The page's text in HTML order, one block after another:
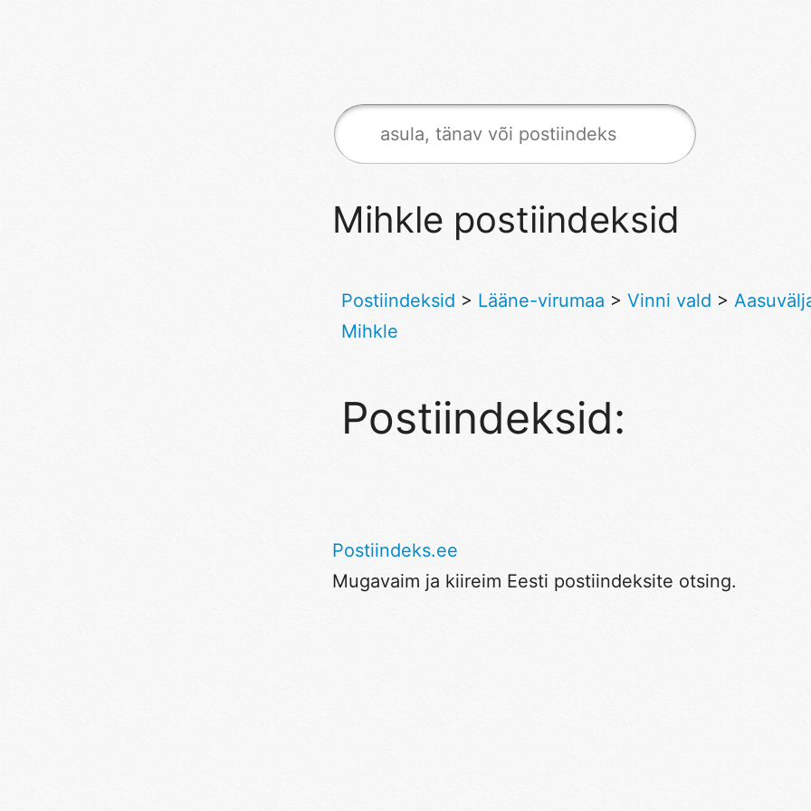
Mihkle postiindeksid
Postiindeksid > Lääne-virumaa > Vinni vald >
Mihkle
Postiindeksid:
Postiindeks.ee
Mugavaim ja kiireim Eesti postiindeksite otsing.